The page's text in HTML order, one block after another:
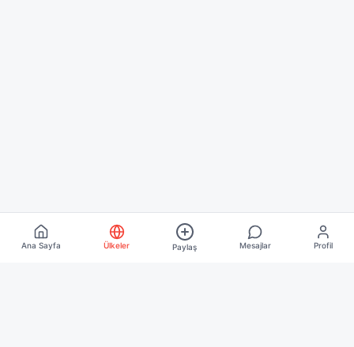
Ana Sayfa Ülkeler Paylaş Mesajlar Profil